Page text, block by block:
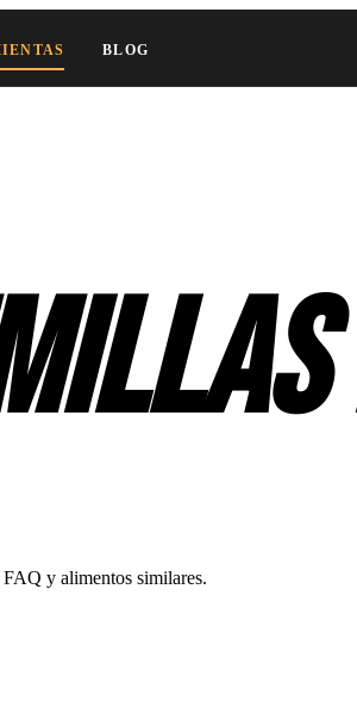
BLOG
y alimentos similares.